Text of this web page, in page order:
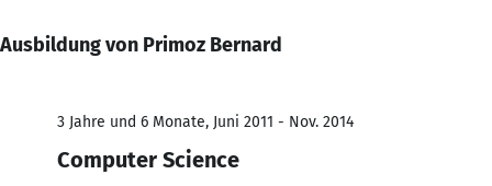
Ausbildung von Primoz Bernard
3 Jahre und 6 Monate, Juni 2011 - Nov. 2014
Computer Science